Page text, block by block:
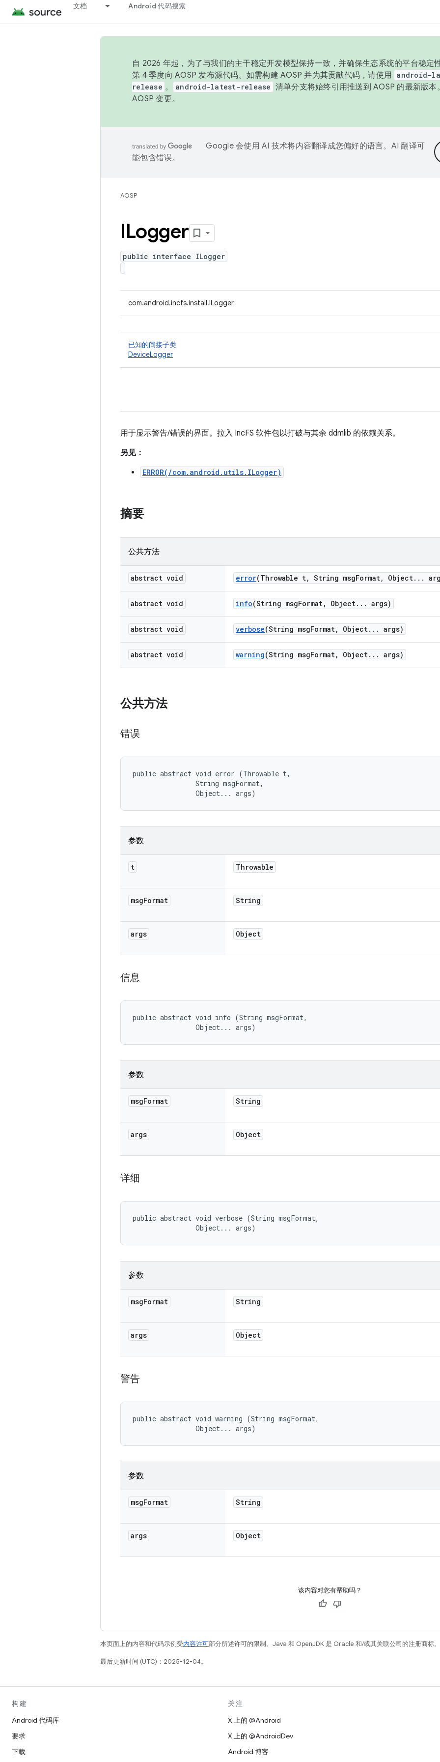
文档 Android 代码搜索
自 2026 年起，为了与我们的主干稳定开发模型保持一致，并确保生态系统的平台稳定
第 4 季度向 AOSP 发布源代码。如需构建 AOSP 并为其贡献代码，请使用 android-
release 。 android-latest-release 清单分支将始终引用推送到 AOSP 的最新版
AOSP 变更。
Google 会使用 AI 技术将内容翻译成您偏好的语言。AI 翻译可
能包含错误。
AOSP
ILogger
public interface ILogger
com.android.incfs.install.ILogger
已知的间接子类
DeviceLogger
用于显示警告/错误的界面。拉入 IncFS 软件包以打破与其余 ddmlib 的依赖关系。
另见：
ERROR(/com.android.utils.ILogger)
摘要
公共方法
abstract void error(Throwable t, String msgFormat, Object. . .
abstract void info(String msgFormat, Object. . . args)
abstract void verbose(String msgFormat, Object. . . args)
abstract void warning(String msgFormat, Object. . . args)
公共方法
错误
public abstract void error (Throwable t,
                String msgFormat,
                Object... args)
参数
t Throwable
msgFormat String
args Object
信息
public abstract void info (String msgFormat,
                Object... args)
参数
msgFormat String
args Object
详细
public abstract void verbose (String msgFormat,
                Object... args)
参数
msgFormat String
args Object
警告
public abstract void warning (String msgFormat,
                Object... args)
参数
msgFormat String
args Object
该内容对您有帮助吗？
本页面上的内容和代码示例受内容许可部分所述许可的限制。Java 和 OpenJDK 是 Oracle 和/或其关联公司的注册商标。
最后更新时间 (UTC)：2025-12-04。
构建
Android 代码库
要求
下载
关注
X 上的 @Android
X 上的 @AndroidDev
Android 博客